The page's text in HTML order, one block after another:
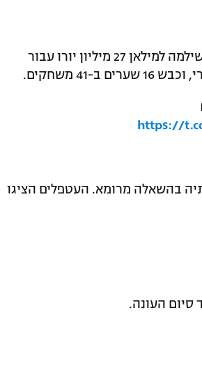
עזב את מילאן וחתם בהרטה ברלין, ששילמה למילאן 27 מיליון יורו עבור
https://
בהשאלה מרומא. העטפלים הציגו